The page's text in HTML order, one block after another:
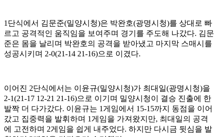
1단식에서 김문준(밀양시청)은 박완호(광명시청)를 상대로 빠
르고 공격적인 움직임을 보여주며 경기를 주도해 나갔다. 김문
준은 몸을 날리며 박완호의 공격을 받아냈고 마지막 스매시를
성공시키며 2-0(21-14 21-16)으로 이겼다.
이어진 2단식에서는 이윤규(밀양시청)가 최대일(광명시청)을
2-1(21-17 12-21 21-16)으로 이기며 밀양시청이 결승 진출에 한
발짝 더 다가갔다. 이윤규는 1게임에서 15-15까지 동점을 이어
갔고 집중력을 발휘하며 1게임을 가져왔지만, 최대일의 공격
에 고전하며 2게임을 쉽게 내주었다. 하지만 다시금 뒷심을 발